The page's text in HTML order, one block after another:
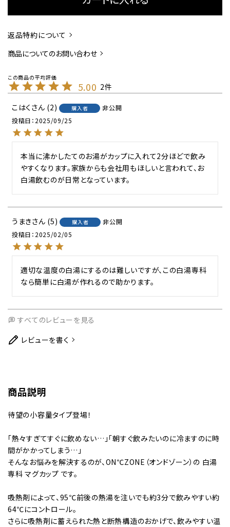
返品特約について
商品についてのお問い合わせ
5.00 2
こはく
2 購入者
非公開
投稿日 2025/09/25
本当に沸かしたてのお湯がカップに入れて2分ほどで飲み
やすくなります。家族からも会社用もほしいと言われて、お
白湯飲むのが日常となっています。
うまき 5 購入者
非公開
投稿日 2025/02/05
適切な温度の白湯にするのは難しいですが、この白湯専科
なら簡単に白湯が作れるので助かります。
すべてのレビューを見る
レビューを書く
商品説明
待望の小容量タイプ登場！
「熱々すぎてすぐに飲めない…」「朝すぐ飲みたいのに冷ますのに時
間がかかってしまう…」
そんなお悩みを解決するのが、ON℃ZONE（オンドゾーン）の 白湯
専科 マグカップ です。
吸熱剤によって、95℃前後の熱湯を注いでも約3分で飲みやすい約
64℃にコントロール。
さらに吸熱剤に蓄えられた熱と断熱構造のおかげで、飲みやすい温